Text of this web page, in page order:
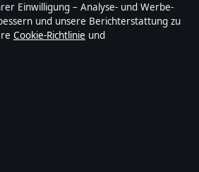
digitaler
Fokus auf Politik, Wirtschaft,
in Deutschland. Jeder Artikel
Einwilligung – Analyse- und Werbe-
und unsere Berichterstattung zu
Cookie-Richtlinie und